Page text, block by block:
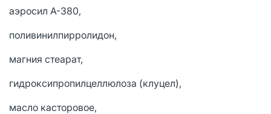
аэросил А-380,
поливинилпирролидон,
магния стеарат,
гидроксипропилцеллюлоза (клуцел),
масло касторовое,